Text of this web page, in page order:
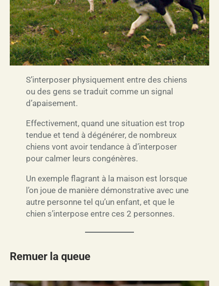
S’interposer physiquement entre des chiens
ou des gens se traduit comme un signal
d’apaisement.
Effectivement, quand une situation est trop
tendue et tend à dégénérer, de nombreux
chiens vont avoir tendance à d’interposer
pour calmer leurs congénères.
Un exemple flagrant à la maison est lorsque
l’on joue de manière démonstrative avec une
autre personne tel qu’un enfant, et que le
chien s’interpose entre ces 2 personnes.
Remuer la queue